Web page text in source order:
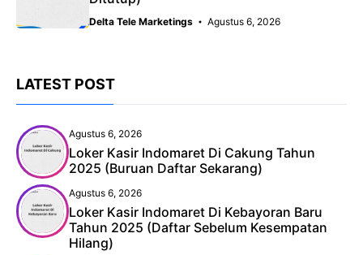
Delta Tele Marketings Agustus 6, 2026
LATEST POST
Agustus 6, 2026
Loker Kasir Indomaret Di Cakung Tahun
2025 (Buruan Daftar Sekarang)
Agustus 6, 2026
Loker Kasir Indomaret Di Kebayoran Baru
Tahun 2025 (Daftar Sebelum Kesempatan
Hilang)